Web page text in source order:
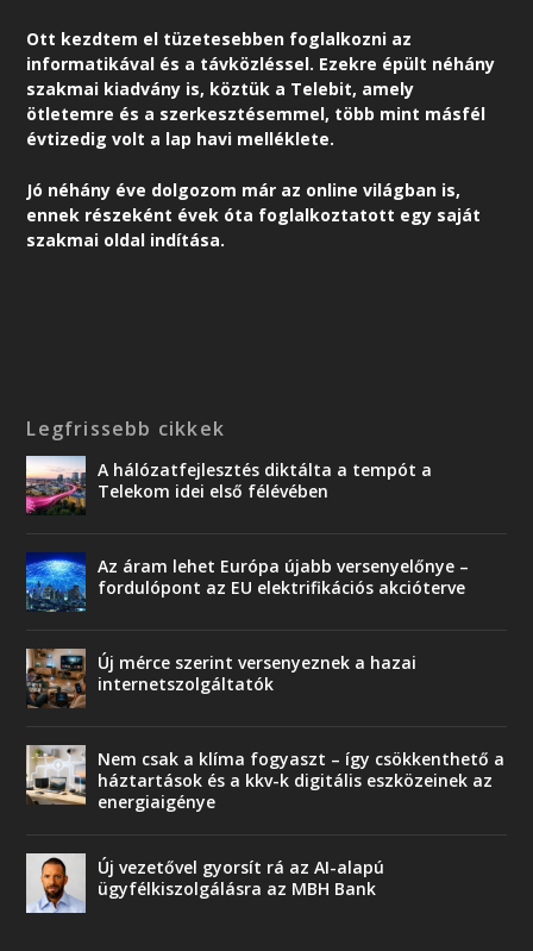
Ott kezdtem el tüzetesebben foglalkozni az
informatikával és a távközléssel. Ezekre épült néhány
szakmai kiadvány is, köztük a Telebit, amely
ötletemre és a szerkesztésemmel, több mint másfél
évtizedig volt a lap havi melléklete.
Jó néhány éve dolgozom már az online világban is,
ennek részeként évek óta foglalkoztatott egy saját
szakmai oldal indítása.
Legfrissebb cikkek
A hálózatfejlesztés diktálta a tempót a
Telekom idei első félévében
Az áram lehet Európa újabb versenyelőnye –
fordulópont az EU elektrifikációs akcióterve
Új mérce szerint versenyeznek a hazai
internetszolgáltatók
Nem csak a klíma fogyaszt – így csökkenthető a
háztartások és a kkv-k digitális eszközeinek az
energiaigénye
Új vezetővel gyorsít rá az AI-alapú
ügyfélkiszolgálásra az MBH Bank